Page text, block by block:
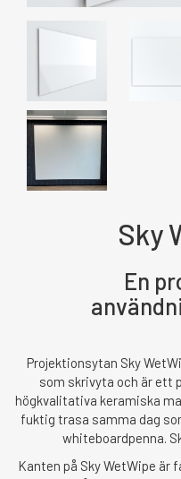
Sky
En
Projektionsytan Sky
som skrivyta och är ett
högkvalitativa keramiska
fuktig trasa samma dag
whiteboardpenna.
Kanten på Sky WetWipe är